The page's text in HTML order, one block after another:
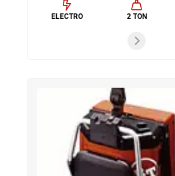
ELECTRO 2 TON